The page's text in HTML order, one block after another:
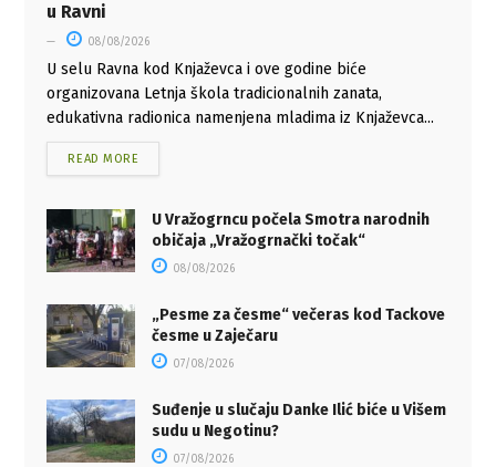
u Ravni
08/08/2026
U selu Ravna kod Knjaževca i ove godine biće
organizovana Letnja škola tradicionalnih zanata,
edukativna radionica namenjena mladima iz Knjaževca...
READ MORE
U Vražogrncu počela Smotra narodnih
običaja „Vražogrnački točak“
08/08/2026
„Pesme za česme“ večeras kod Tackove
česme u Zaječaru
07/08/2026
Suđenje u slučaju Danke Ilić biće u Višem
sudu u Negotinu?
07/08/2026